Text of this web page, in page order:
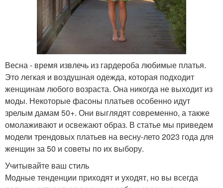
Весна - время извлечь из гардероба любимые платья.
Это легкая и воздушная одежда, которая подходит
женщинам любого возраста. Она никогда не выходит из
моды. Некоторые фасоны платьев особенно идут
зрелым дамам 50+. Они выглядят современно, а также
омолаживают и освежают образ. В статье мы приведем
модели трендовых платьев на весну-лето 2023 года для
женщин за 50 и советы по их выбору.
Учитывайте ваш стиль
Модные тенденции приходят и уходят, но вы всегда